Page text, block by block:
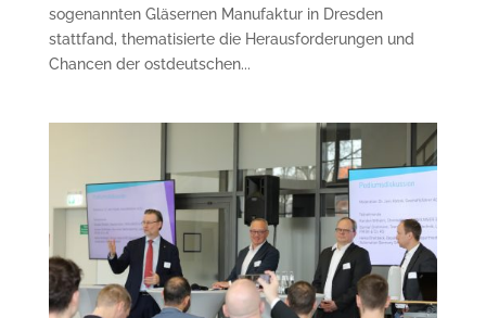
sogenannten Gläsernen Manufaktur in Dresden
stattfand, thematisierte die Herausforderungen und
Chancen der ostdeutschen...